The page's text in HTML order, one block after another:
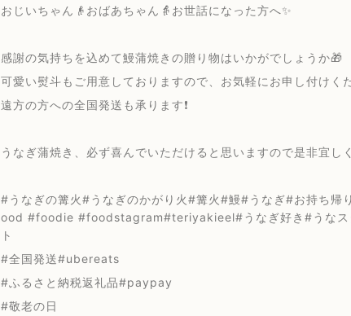
おじいちゃん👴おばあちゃん👵お世話になった方へ✨
感謝の気持ちを込めて鰻蒲焼きの贈り物はいかがでしょうか🎁
可愛い熨斗もご用意しておりますので、お気軽にお申し付けく
遠方の方への全国発送も承ります❗️
うなぎ蒲焼き、必ず喜んでいただけると思いますので是非宜し
#うなぎの篝火#うなぎのかがり火#篝火#鰻#うなぎ#お持ち
ood #foodie #foodstagram#teriyakieel#うなぎ好き#うな
ト
#全国発送#ubereats
#ふるさと納税返礼品#paypay
#敬老の日